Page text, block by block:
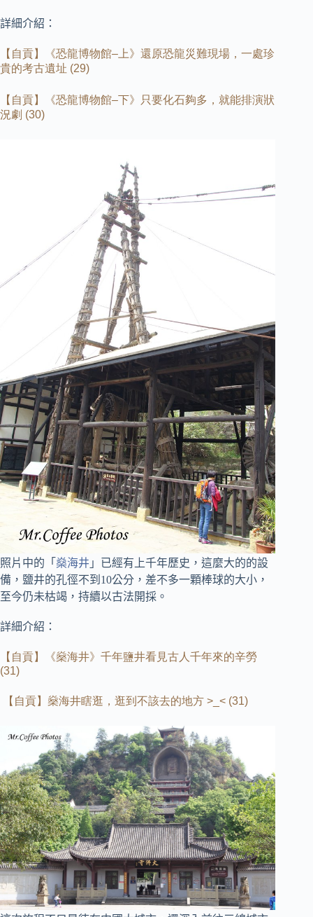
詳細介紹：
【自貢】《恐龍博物館– 上》還原恐龍災難現場，一處珍
貴的考古遺址 (29)
【自貢】《恐龍博物館–下》只要化石夠多，就能排演狀
況劇 (30)
照片中的「 燊海井 」已經有上千年歷史， 這麼大的的設
備，鹽井的孔徑不到10公分，差不多一顆棒球的大小，
至今仍未枯竭，持續以古法開採。
詳細介紹：
【自貢】《燊海井》千年鹽井看見古人千年來的辛勞
(31)
【自貢】燊海井瞎逛，逛到不該去的地方 >_< (31)